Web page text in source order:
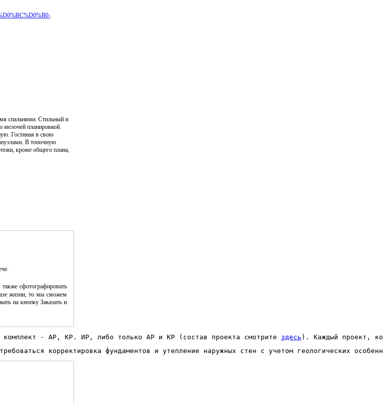
спальнями. Стильный и
мелочей планировкой.
Гостиная в свою
В топочную
кроме общего плана,
сфотографировать
жизни, то мы сможем
на кнопку Заказать и
комплект - АР, КР. ИР, либо только АР и КР (состав проекта смотрите здесь ). Каждый проект,
корректировка фундаментов и утепление наружных стен с учетом геологических